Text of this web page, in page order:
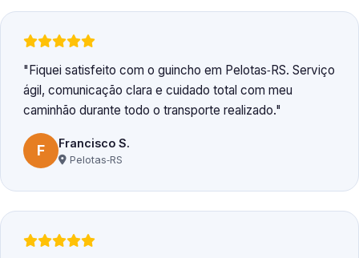
Fiquei satisfeito com o guincho em Pelotas‑RS. Serviço
ágil, comunicação clara e cuidado total com meu
caminhão durante todo o transporte realizado.
F Francisco S.
Pelotas‑RS